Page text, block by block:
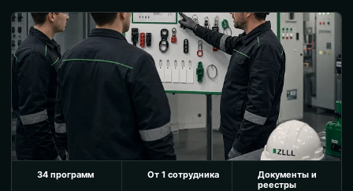
34 программ От 1 сотрудника
Документы и
реестры